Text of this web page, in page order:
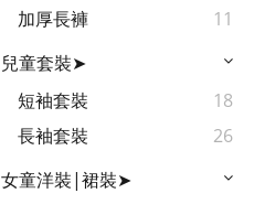
加厚長褲
11
兒童套裝➤
短袖套裝
18
長袖套裝
26
女童洋裝|裙裝➤